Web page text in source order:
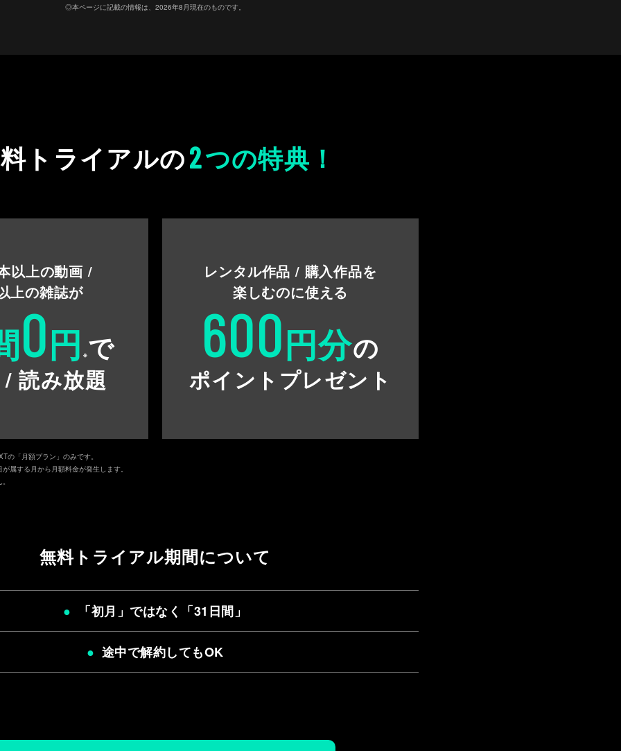
◎本ページに記載の情報は、2026年8月現在のものです。
トライアルの2つの特典！
以上の動画 /
上の雑誌が
0円 ※で
/ 読み放題
の「月額プラン」のみです。
属する月から月額料金が発生します。
レンタル作品 / 購入作品を
楽しむのに使える
600円分の
ポイントプレゼント
無料トライアル期間について
「初月」ではなく「31日間 」
途中で解約してもOK